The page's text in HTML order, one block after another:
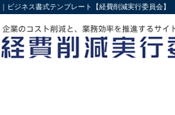
｜ビジネス書式テンプレート【経費削減実行委員会】